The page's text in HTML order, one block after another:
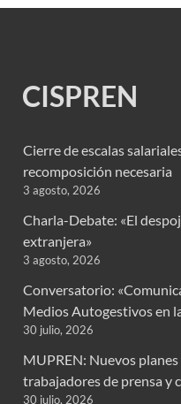
CISPREN
Cierre de escalas
recomposición necesaria
3 agosto, 2026
Charla-Debate: «El
extranjera»
3 agosto, 2026
Conversatorio:
Medios Autogestivos en
30 julio, 2026
MUPREN: Nuevos
trabajadores de prensa y
30 julio, 2026